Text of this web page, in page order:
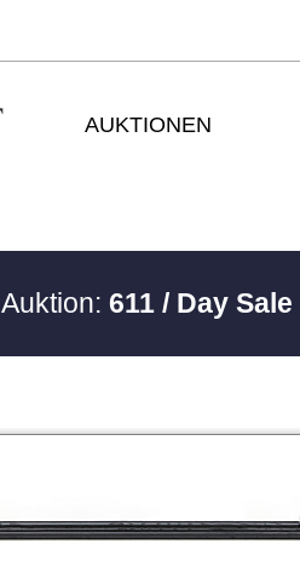
AUKTIONEN
Auktion:611 / Day Sale